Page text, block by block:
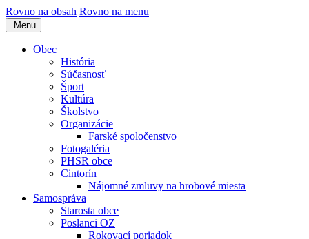
Rovno na obsah Rovno na menu
Menu
Obec
História
Súčasnosť
Šport
Kultúra
Školstvo
Organizácie
Farské spoločenstvo
Fotogaléria
PHSR obce
Cintorín
Nájomné zmluvy na hrobové miesta
Samospráva
Starosta obce
Poslanci OZ
Rokovací poriadok